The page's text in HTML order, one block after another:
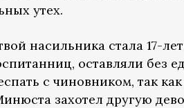
утех.
насильника стала 17-
оставляли без
с чиновником, так
захотел другую